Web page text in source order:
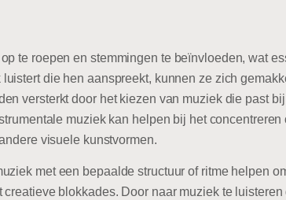
te roepen en stemmingen te beïnvloeden, wat
die hen aanspreekt, kunnen ze zich
versterkt door het kiezen van muziek die past
muziek kan helpen bij het
visuele kunstvormen.
met een bepaalde structuur of ritme helpen
blokkades. Door naar muziek te